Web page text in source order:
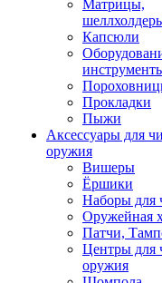
Матрицы,
Капсюли
Прокладки
Пыжи
Аксессуары для
оружия
Вишеры
Ёршики
Наборы для
Оружейная
Патчи,
Центры для
оружия